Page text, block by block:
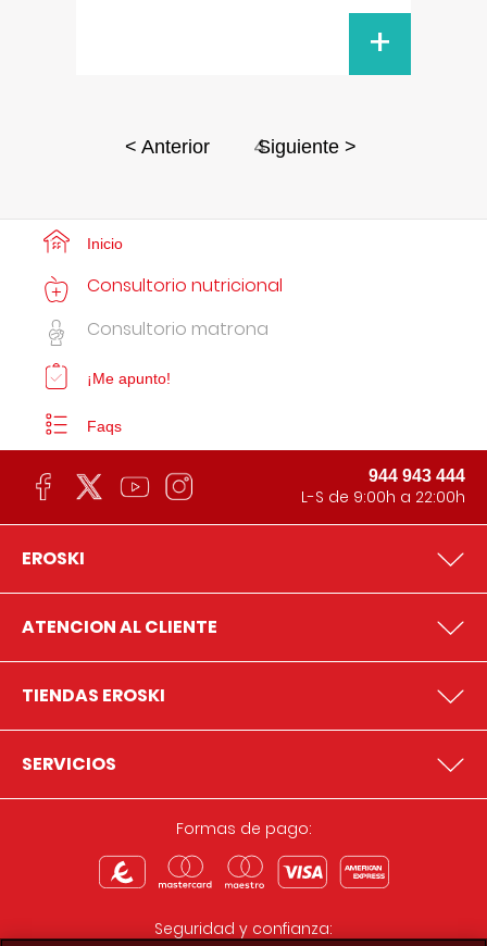
+
< Anterior 4
Siguiente >
Inicio
Consultorio nutricional
Consultorio matrona
¡Me apunto!
Faqs
944 943 444
L-S de 9:00h a 22:00h
EROSKI
ATENCION AL CLIENTE
TIENDAS EROSKI
SERVICIOS
Formas de pago:
Seguridad y confianza: